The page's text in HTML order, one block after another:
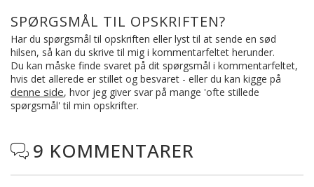
SPØRGSMÅL TIL OPSKRIFTEN?
Har du spørgsmål til opskriften eller lyst til at sende en sød
hilsen, så kan du skrive til mig i kommentarfeltet herunder.
Du kan måske finde svaret på dit spørgsmål i kommentarfeltet,
hvis det allerede er stillet og besvaret - eller du kan kigge på
denne side, hvor jeg giver svar på mange 'ofte stillede
spørgsmål' til min opskrifter.
 9 KOMMENTARER